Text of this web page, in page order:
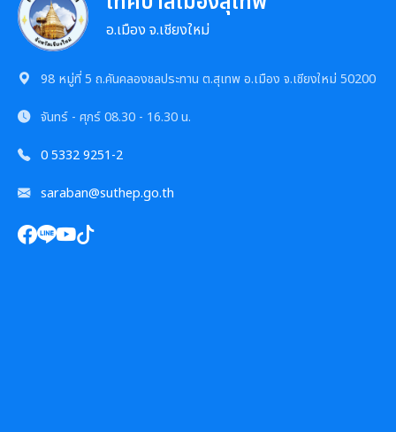
อ.เมือง จ.เชียงใหม่
98 หมู่ที่ 5 ถ.คันคลองชลประทาน ต.สุเทพ อ.เมือง จ.เชียงใหม่ 50200
จันทร์ - ศุกร์08.30 - 16.30 น.
0 5332 9251-2
saraban@suthep.go.th